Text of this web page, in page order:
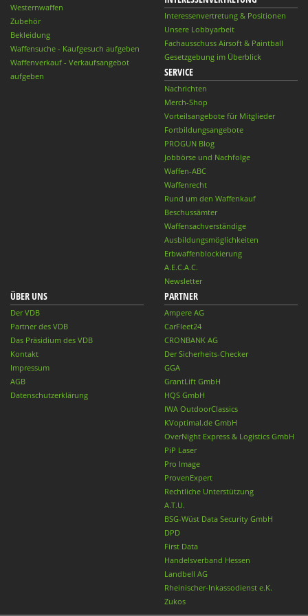
Westernwaffen
Zubehör
Bekleidung
Waffensuche - Kaufgesuch aufgeben
Waffenverkauf - Verkaufsangebot
aufgeben
Interessenvertretung & Positionen
Unsere Lobbyarbeit
Fachausschuss Airsoft & Paintball
Gesetzgebung im Überblick
SERVICE
Nachrichten
Merch-Shop
Vorteilsangebote für Mitglieder
Fortbildungsangebote
PROGUN Blog
Jobbörse und Nachfolge
Waffen-ABC
Waffenrecht
Rund um den Waffenkauf
Beschussämter
Waffensachverständige
Ausbildungsmöglichkeiten
Erbwaffenblockierung
A.E.C.A.C.
Newsletter
ÜBER UNS
Der VDB
Partner des VDB
Das Präsidium des VDB
Kontakt
Impressum
AGB
Datenschutzerklärung
PARTNER
Ampere AG
CarFleet24
CRONBANK AG
Der Sicherheits-Checker
GGA
GrantLift GmbH
HQS GmbH
IWA OutdoorClassics
KVoptimal.de GmbH
OverNight Express & Logistics GmbH
PiP Laser
Pro Image
ProvenExpert
Rechtliche Unterstützung
A.T.U.
BSG-Wüst Data Security GmbH
DPD
First Data
Handelsverband Hessen
Landbell AG
Rheinischer-Inkassodienst e.K.
Zukos